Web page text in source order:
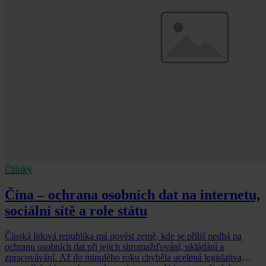
Články
Čína – ochrana osobních dat na internetu,
sociální sítě a role státu
Čínská lidová republika má pověst země, kde se příliš nedbá na
ochranu osobních dat při jejich shromažďování, ukládání a
zpracovávání. Až do minulého roku chyběla ucelená legislativa